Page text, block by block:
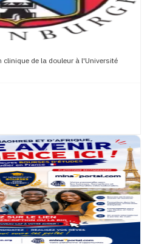
clinique de la douleur à l'Université